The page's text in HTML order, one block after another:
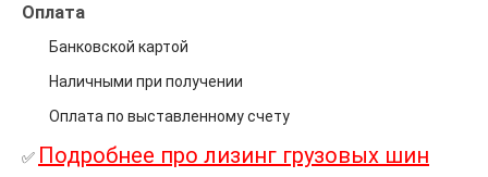
Оплата
Банковской картой
Наличными при получении
Оплата по выставленному счету
✅ Подробнее про лизинг грузовых шин